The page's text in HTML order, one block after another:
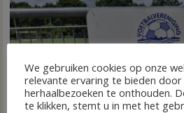
We gebruiken cookies op onze
relevante ervaring te bieden
herhaalbezoeken te onthouden.
te klikken, stemt u in met het